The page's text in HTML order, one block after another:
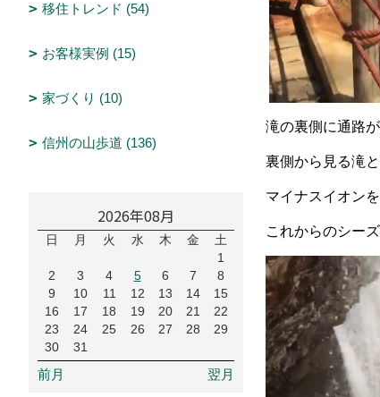
滝の裏側に通路
裏側から見る滝
マイナスイオン
これからのシー
移住トレンド (54)
お客様実例 (15)
家づくり (10)
信州の山歩道 (136)
2026年08月
日 月 火 水 木 金
土
1
2
3 4 5 6 7
8
9
10 11 12 13 14
15
16
17 18 19 20 21
22
23
24 25 26 27 28
29
30
31
前月 翌月